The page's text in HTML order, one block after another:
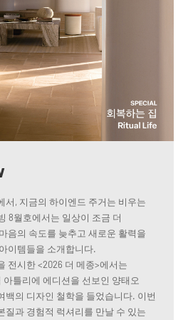
서, 지금의 하이엔드 주거는 비우는
8월호에서는 일상이 조금 더
음의 속도를 늦추고 새로운 활력을
이템들을 소개합니다.
전시한 <2026 더 메종>에서는
틀리에 에디션을 선보인 양태오
백의 디자인 철학을 들었습니다. 이번
질과 경험적 럭셔리를 만날 수 있는